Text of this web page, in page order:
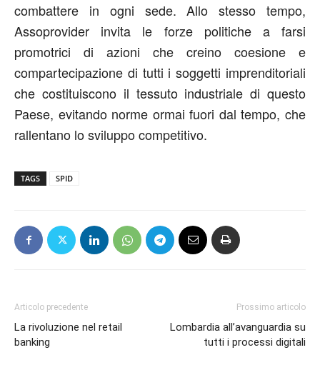
combattere in ogni sede. Allo stesso tempo,
Assoprovider invita le forze politiche a farsi
promotrici di azioni che creino coesione e
compartecipazione di tutti i soggetti imprenditoriali
che costituiscono il tessuto industriale di questo
Paese, evitando norme ormai fuori dal tempo, che
rallentano lo sviluppo competitivo.
TAGS SPID
Articolo precedente
La rivoluzione nel retail
banking
Prossimo articolo
Lombardia all’avanguardia su
tutti i processi digitali